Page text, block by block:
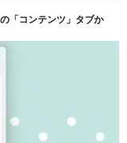
「コンテンツ」タブか